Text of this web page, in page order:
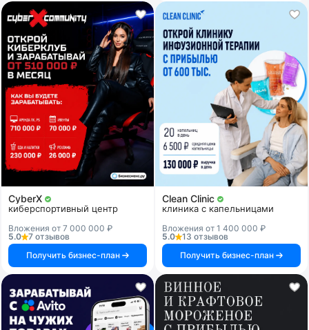
CyberX
киберспортивный центр
Вложения от 7 000 000 ₽
5.0
7 отзывов
Получить бизнес-план
Clean Clinic
клиника с капельницами
Вложения от 1 400 000 ₽
5.0
13 отзывов
Получить бизнес-план